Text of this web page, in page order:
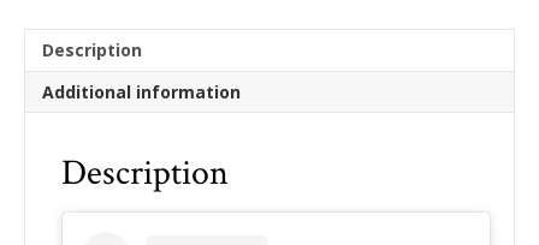
Description
Additional information
Description